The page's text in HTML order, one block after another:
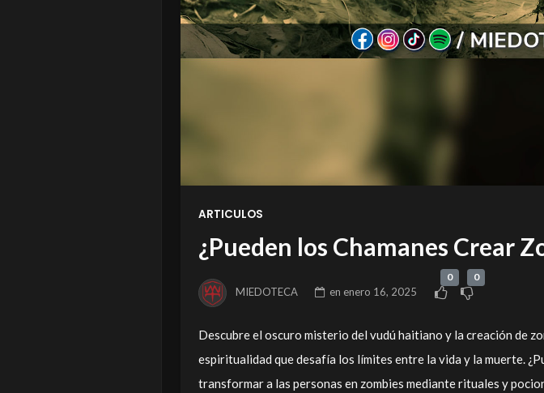
ARTICULOS
¿Pueden los Chamanes Crear
MIEDOTECA en enero 16, 2025
0 0
Descubre el oscuro misterio del vudú haitiano y la creación de
espiritualidad que desafía los límites entre la vida y la muerte.
transformar a las personas en zombies mediante rituales y